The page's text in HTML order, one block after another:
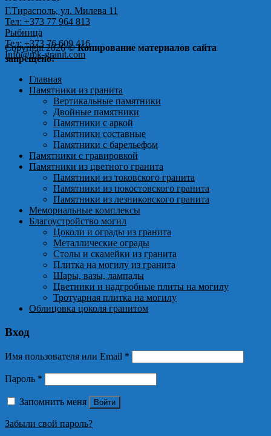
Г.Тирасполь, ул. Милева 11
Тел: +373 77 964 813
Рыбница
Тел: +373 76 609 416
Info@mk-granit.com
Copyright 2026 ©Копирование материалов сайта
запрещено!
Главная
Памятники из гранита
Вертикальные памятники
Двойные памятники
Памятники с аркой
Памятники составные
Памятники с барельефом
Памятники с гравировкой
Памятники из цветного гранита
Памятники из токовского гранита
Памятники из покостовского гранита
Памятники из лезниковского гранита
Мемориальные комплексы
Благоустройство могил
Цоколи и ограды из гранита
Металлические ограды
Столы и скамейки из гранита
Плитка на могилу из гранита
Шары, вазы, лампады
Цветники и надгробные плиты на могилу
Тротуарная плитка на могилу
Облицовка цоколя гранитом
Вход
Имя пользователя или Email *
Пароль *
Запомнить меня Войти
Забыли свой пароль?